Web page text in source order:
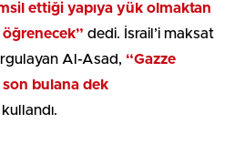
ettiği yapıya yük olmaktan
öğrenecek” dedi. İsrail’i maksat
Al-Asad, “Gazze
son bulana dek